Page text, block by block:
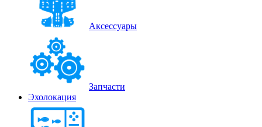
Аксессуары
Запчасти
Эхолокация